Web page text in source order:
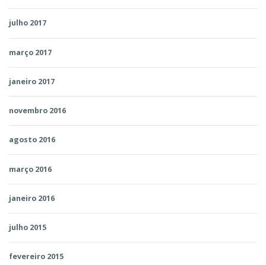
julho 2017
março 2017
janeiro 2017
novembro 2016
agosto 2016
março 2016
janeiro 2016
julho 2015
fevereiro 2015